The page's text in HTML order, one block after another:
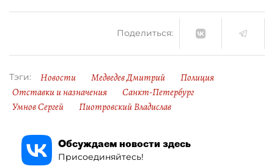
Поделиться:
Тэги: Новости Медведев Дмитрий
Полиция
Отставки и назначения
Санкт-Петербург
Умнов Сергей
Пиотровский Владислав
Обсуждаем новости здесь
Присоединяйтесь!